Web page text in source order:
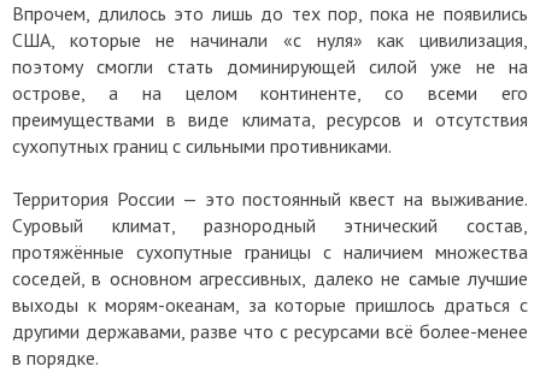
Впрочем, длилось это лишь до тех пор, пока не появились
США, которые не начинали «с нуля» как цивилизация,
поэтому смогли стать доминирующей силой уже не на
острове, а на целом континенте, со всеми его
преимуществами в виде климата, ресурсов и отсутствия
сухопутных границ с сильными противниками.
Территория России — это постоянный квест на выживание.
Суровый климат, разнородный этнический состав,
протяжённые сухопутные границы с наличием множества
соседей, в основном агрессивных, далеко не самые лучшие
выходы к морям-океанам, за которые пришлось драться с
другими державами, разве что с ресурсами всё более-менее
в порядке.